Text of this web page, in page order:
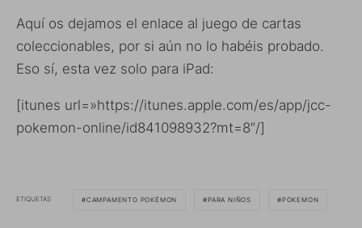
Aquí os dejamos el enlace al juego de cartas
coleccionables, por si aún no lo habéis probado.
Eso sí, esta vez solo para iPad:
[itunes url=»https://itunes.apple.com/es/app/jcc-
pokemon-online/id841098932?mt=8″/]
ETIQUETAS CAMPAMENTO POKÉMON PARA NIÑOS POKEMON